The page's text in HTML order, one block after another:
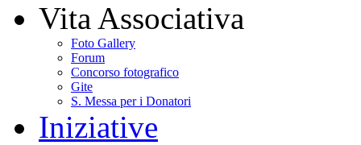
Vita Associativa
Foto Gallery
Forum
Concorso fotografico
Gite
S. Messa per i Donatori
Iniziative